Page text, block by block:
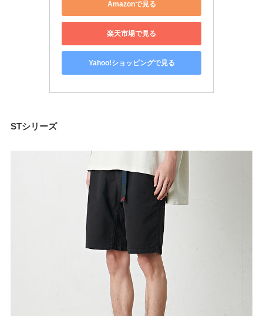
Amazonで見る
楽天市場で見る
Yahoo!ショッピングで見る
STシリーズ